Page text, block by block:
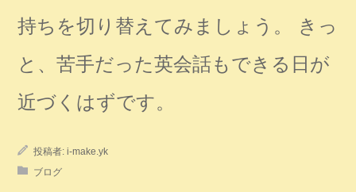
持ちを切り替えてみましょう。 きっ
と、苦手だった英会話もできる日が
近づくはずです。
投稿者: i-make.yk
ブログ